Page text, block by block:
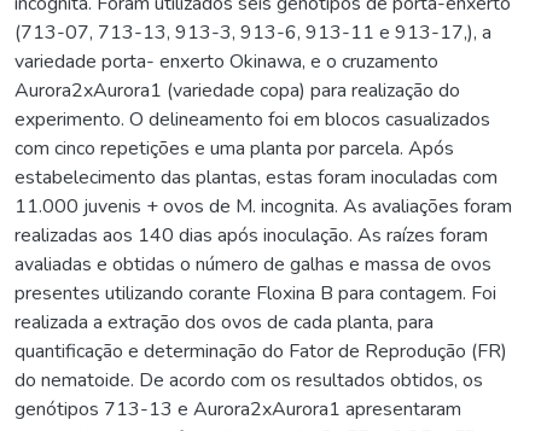
(713-07, 713-13, 913-3, 913-6, 913-11 e 913-17,), a
variedade porta- enxerto Okinawa, e o cruzamento
Aurora2xAurora1 (variedade copa) para realização do
experimento. O delineamento foi em blocos casualizados
com cinco repetições e uma planta por parcela. Após
estabelecimento das plantas, estas foram inoculadas com
11.000 juvenis + ovos de M. incognita. As avaliações foram
realizadas aos 140 dias após inoculação. As raízes foram
avaliadas e obtidas o número de galhas e massa de ovos
presentes utilizando corante Floxina B para contagem. Foi
realizada a extração dos ovos de cada planta, para
quantificação e determinação do Fator de Reprodução (FR)
do nematoide. De acordo com os resultados obtidos, os
genótipos 713-13 e Aurora2xAurora1 apresentaram